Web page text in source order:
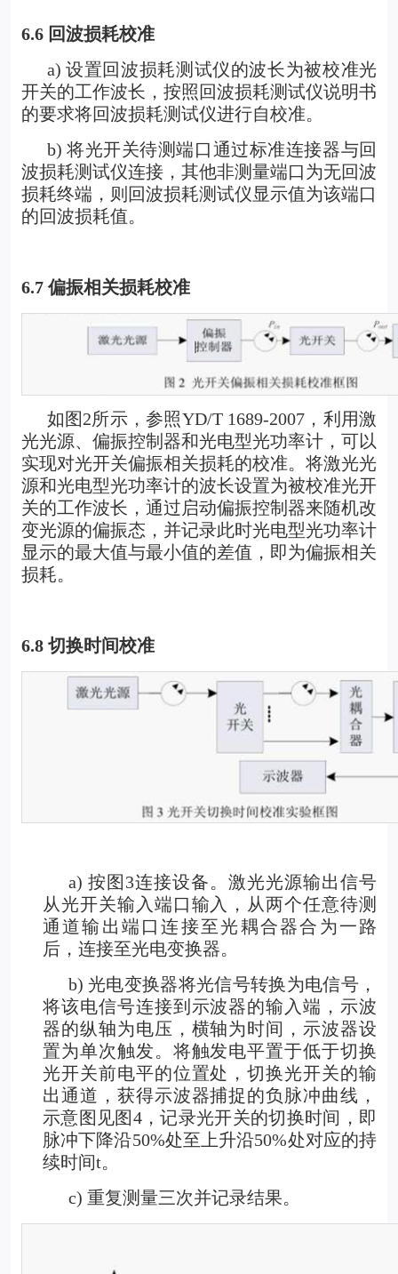
6.6 回波损耗校准
a)设置回波损耗测试仪的波长为被校准光
开关的工作波长，按照回波损耗测试仪说明书
的要求将回波损耗测试仪进行自校准。
b) 将光开关待测端口通过标准连接器与回
波损耗测试仪连接，其他非测量端口为无回波
损耗终端，则回波损耗测试仪显示值为该端口
的回波损耗值。
6.7 偏振相关损耗校准
如图2所示，参照YD/T 1689-2007，利用激
光光源、偏振控制器和光电型光功率计，可以
实现对光开关偏振相关损耗的校准。将激光光
源和光电型光功率计的波长设置为被校准光开
关的工作波长，通过启动偏振控制器来随机改
变光源的偏振态，并记录此时光电型光功率计
显示的最大值与最小值的差值，即为偏振相关
损耗。
6.8 切换时间校准
a) 按图3连接设备。激光光源输出信号
从光开关输入端口输入，从两个任意待测
通道输出端口连接至光耦合器合为一路
后，连接至光电变换器。
b) 光电变换器将光信号转换为电信号，
将该电信号连接到示波器的输入端，示波
器的纵轴为电压，横轴为时间，示波器设
置为单次触发。将触发电平置于低于切换
光开关前电平的位置处，切换光开关的输
出通道，获得示波器捕捉的负脉冲曲线，
示意图见图4，记录光开关的切换时间，即
脉冲下降沿50%处至上升沿50%处对应的持
续时间t。
c) 重复测量三次并记录结果。